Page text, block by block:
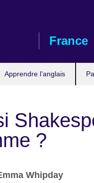
France
Apprendre l’anglais
?
Whipday